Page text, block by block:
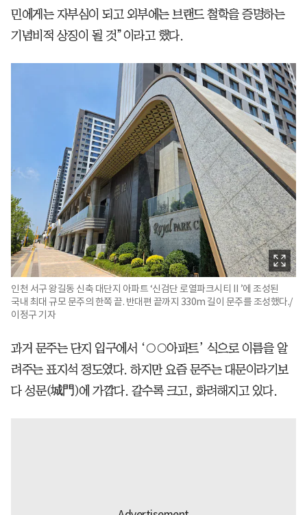
민에게는 자부심이 되고 외부에는 브랜드 철학을 증명하는
기념비적 상징이 될 것”이라고 했다.
인천 서구 왕길동 신축 대단지 아파트 ‘신검단 로열파크시티Ⅱ’에 조성된
국내 최대 규모 문주의 한쪽 끝. 반대편 끝까지 330m 길이 문주를 조성했다./
이정구 기자
과거 문주는 단지 입구에서 ‘○○아파트’ 식으로 이름을 알
려주는 표지석 정도였다. 하지만 요즘 문주는 대문이라기보
다 성문(城門)에 가깝다. 갈수록 크고, 화려해지고 있다.